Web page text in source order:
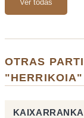
Ver todas
OTRAS
"HERRIKOIA"